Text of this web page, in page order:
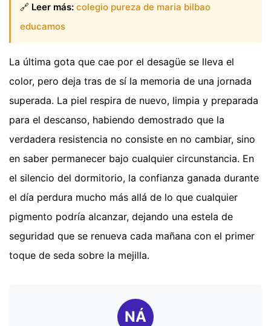
🔗 Leer más: colegio pureza de maria bilbao
educamos
La última gota que cae por el desagüe se lleva el
color, pero deja tras de sí la memoria de una jornada
superada. La piel respira de nuevo, limpia y preparada
para el descanso, habiendo demostrado que la
verdadera resistencia no consiste en no cambiar, sino
en saber permanecer bajo cualquier circunstancia. En
el silencio del dormitorio, la confianza ganada durante
el día perdura mucho más allá de lo que cualquier
pigmento podría alcanzar, dejando una estela de
seguridad que se renueva cada mañana con el primer
toque de seda sobre la mejilla.
NÁ